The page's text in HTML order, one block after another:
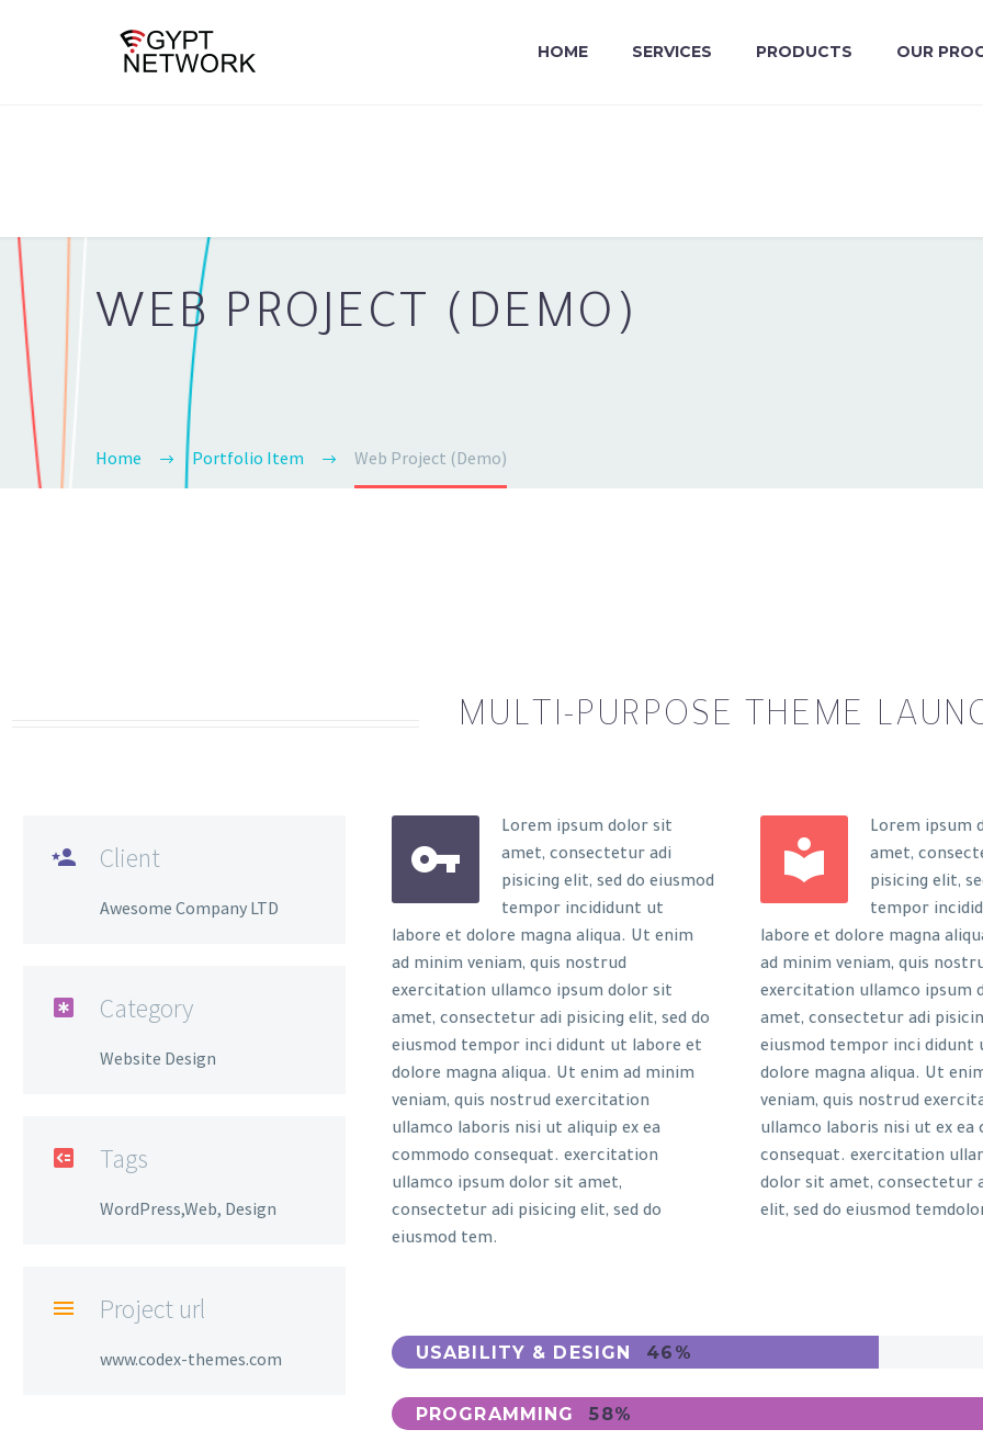
HOME SERVICES PRODUCTS OUR
WEB PROJECT (DEMO)
Home Portfolio Item Web Project (Demo)
MULTI-PURPOSE THEME
 Client
Awesome Company LTD
 Category
Website Design
 Tags
WordPress,Web, Design
 Project url
www.codex-themes.com


Lorem ipsum dolor sit
amet, consectetur adi
pisicing elit, sed do eiusmod
tempor incididunt ut
labore et dolore magna aliqua. Ut enim
ad minim veniam, quis nostrud
exercitation ullamco ipsum dolor sit
amet, consectetur adi pisicing elit, sed do
eiusmod tempor inci didunt ut labore et
dolore magna aliqua. Ut enim ad minim
veniam, quis nostrud exercitation
ullamco laboris nisi ut aliquip ex ea
commodo consequat. exercitation
ullamco ipsum dolor sit amet,
consectetur adi pisicing elit, sed do
eiusmod tem.


Lorem ipsum
amet,
pisicing elit,
tempor
labore et dolore magna
ad minim veniam, quis
exercitation ullamco ipsum
amet, consectetur adi
eiusmod tempor inci didunt
dolore magna aliqua. Ut
veniam, quis nostrud
ullamco laboris nisi ut ex ea
consequat. exercitation
dolor sit amet, consectetur
elit, sed do eiusmod
USABILITY & DESIGN 46%
PROGRAMMING 58%